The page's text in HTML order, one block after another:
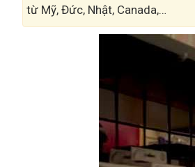
từ Mỹ, Đức, Nhật, Canada,…